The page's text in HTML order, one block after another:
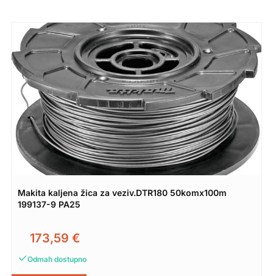
Makita kaljena žica za veziv.DTR180 50komx100m
199137-9 PA25
173,59 €
Odmah dostupno